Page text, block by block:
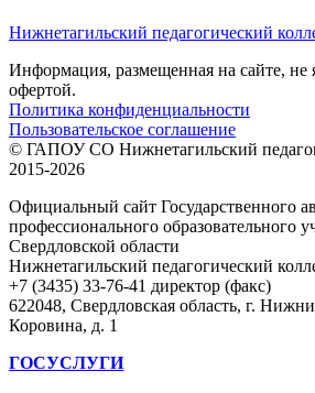
Нижнетагильский педагогический
Информация, размещенная на сайте, не
офертой.
Политика конфиденциальности
Пользовательское соглашение
© ГАПОУ СО Нижнетагильский
2015-2026
Официальный сайт Государственного
профессионального образовательного
Свердловской области
Нижнетагильский педагогический
+7 (3435) 33-76-41 директор (факс)
622048, Свердловская область, г.
Коровина, д. 1
ГОСУСЛУГИ